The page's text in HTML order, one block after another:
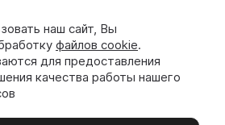
наш сайт, Вы
файлов cookie.
для предоставления
качества работы нашего